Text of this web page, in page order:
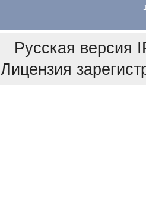
Русская версия
Лицензия